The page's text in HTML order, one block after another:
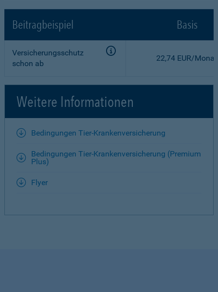
Beitragbeispiel Basis
Versicherungsschutz
schon ab
22,74 EUR/Monat
Weitere Informationen
Bedingungen Tier-Krankenversicherung
Bedingungen Tier-Krankenversicherung (Premium
Plus)
Flyer